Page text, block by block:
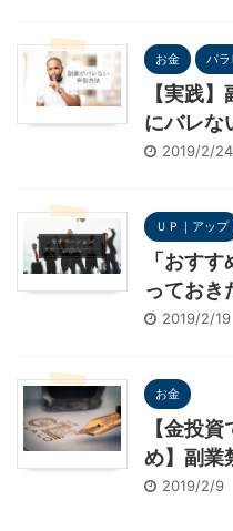
お金 パラ
【実践
にバレな
2019/2/24
ＵＰ｜アップ
「おす
っておき
2019/2/19
お金
【金投
め】副業
2019/2/9